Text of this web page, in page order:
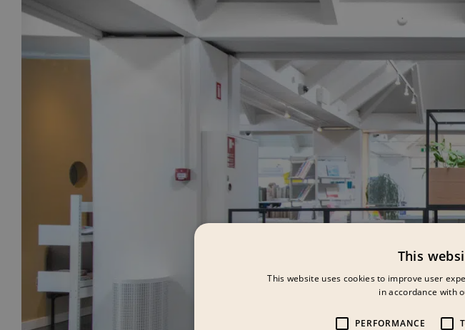
This
This website uses cookies to improve user
in accordance with
PERFORMANCE